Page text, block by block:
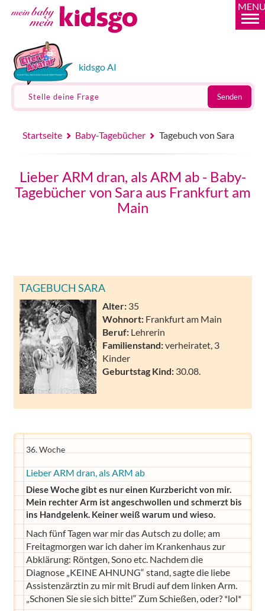
kidsgo AI
Stelle deine Frage Senden
Startseite Baby-Tagebücher Tagebuch von Sara
Lieber ARM dran, als ARM ab - Baby-
Tagebücher von Sara aus Frankfurt am
Main
TAGEBUCH SARA
Alter: 35
Wohnort: Frankfurt am Main
Beruf: Lehrerin
Familienstand:verheiratet, 3
Kinder
Geburtstag Kind: 30.08.
36. Woche
Lieber ARM dran, als ARM ab
Diese Woche gibt es nur einen Kurzbericht von mir.
Mein rechter Arm ist angeschwollen und schmerzt bis
ins Handgelenk. Keiner weiß warum und wieso.
Nach fünf Tagen war mir das Autsch zu dolle; am
Freitagmorgen war ich daher im Krankenhaus zur
Abklärung: Röntgen, Sono etc. Nachdem die
Diagnose „KEINE AHNUNG“ stand, sagte die liebe
Assistenzärztin zu mir mit Brudi auf dem linken Arm.
„Schonen Sie sie sich bitte!“ Zum Schießen, oder? *lol*